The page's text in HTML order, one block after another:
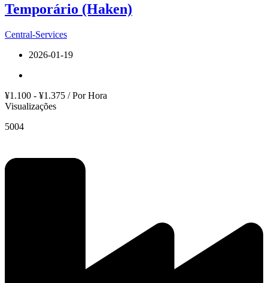
Temporário (Haken)
Central-Services
2026-01-19
¥1.100 - ¥1.375 / Por Hora
Visualizações
5004